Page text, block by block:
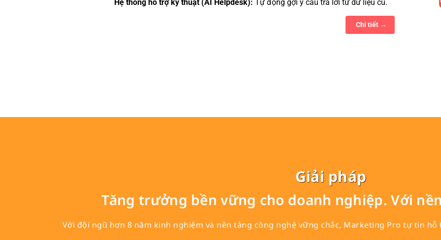
Hệ thống hỗ trợ kỹ thuật (AI Helpdesk): Tự động gợi ý câu trả lời từ dữ liệu cũ.
Chi tiết
Giải pháp
Tăng trưởng bền vững cho doanh nghiệp. Với
Với đội ngũ hơn 8 năm kinh nghiệm và nền tảng công nghệ vững chắc, Marketing Pro tự tin